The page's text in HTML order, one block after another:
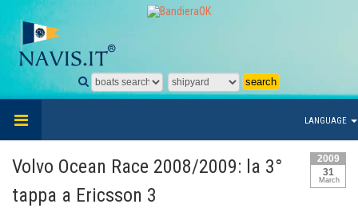
LANGUAGE
2009
31
March
Volvo Ocean Race 2008/2009: la 3°
tappa a Ericsson 3